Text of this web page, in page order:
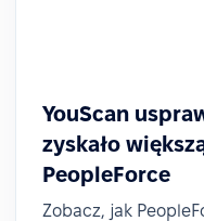
YouScan
zyskało
PeopleForce
Zobacz, jak